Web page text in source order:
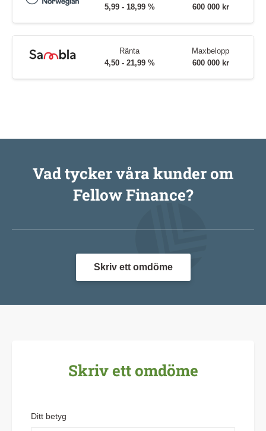
5,99 - 18,99 %
600 000 kr
Ränta
4,50 - 21,99 %
Maxbelopp
600 000 kr
Vad tycker våra kunder om
Fellow Finance?
Skriv ett omdöme
Skriv ett omdöme
Ditt betyg